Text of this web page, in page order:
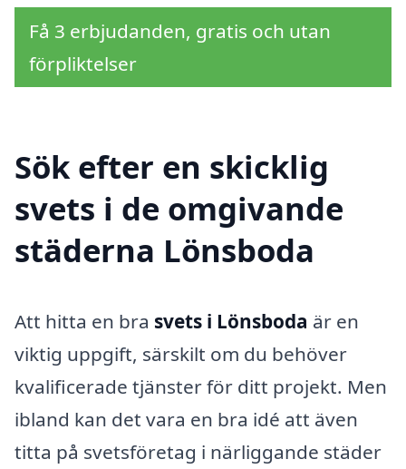
Få 3 erbjudanden, gratis och utan
förpliktelser
Sök efter en skicklig
svets i de omgivande
städerna Lönsboda
Att hitta en bra svets i Lönsboda är en
viktig uppgift, särskilt om du behöver
kvalificerade tjänster för ditt projekt. Men
ibland kan det vara en bra idé att även
titta på svetsföretag i närliggande städer